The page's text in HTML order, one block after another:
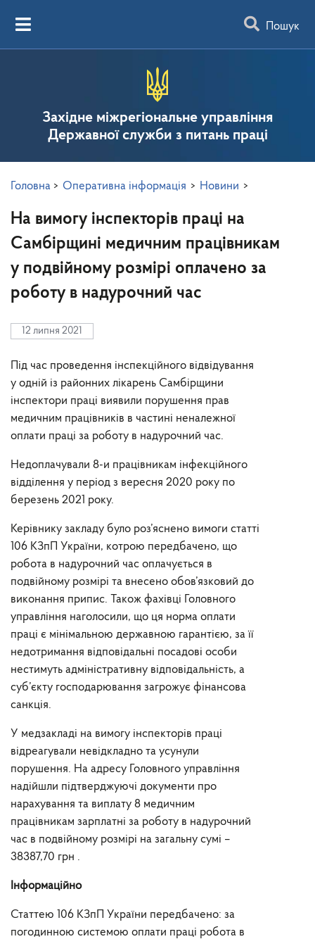
Пошук
Західне міжрегіональне управління
Державної служби з питань праці
Головна > Оперативна інформація > Новини >
На вимогу інспекторів праці на
Самбірщині медичним працівникам
у подвійному розмірі оплачено за
роботу в надурочний час
12 липня 2021
Під час проведення інспекційного відвідування
у одній із районних лікарень Самбірщини
інспектори праці виявили порушення прав
медичним працівників в частині неналежної
оплати праці за роботу в надурочний час.
Недоплачували 8-и працівникам інфекційного
відділення у період з вересня 2020 року по
березень 2021 року.
Керівнику закладу було роз’яснено вимоги статті
106 КЗпП України, котрою передбачено, що
робота в надурочний час оплачується в
подвійному розмірі та внесено обов’язковий до
виконання припис. Також фахівці Головного
управління наголосили, що ця норма оплати
праці є мінімальною державною гарантією, за її
недотримання відповідальні посадові особи
нестимуть адміністративну відповідальність, а
суб’єкту господарювання загрожує фінансова
санкція.
У медзакладі на вимогу інспекторів праці
відреагували невідкладно та усунули
порушення. На адресу Головного управління
надійшли підтверджуючі документи про
нарахування та виплату 8 медичним
працівникам зарплатні за роботу в надурочний
час в подвійному розмірі на загальну сумі –
38387,70 грн .
Інформаційно
Статтею 106 КЗпП України передбачено: за
погодинною системою оплати праці робота в